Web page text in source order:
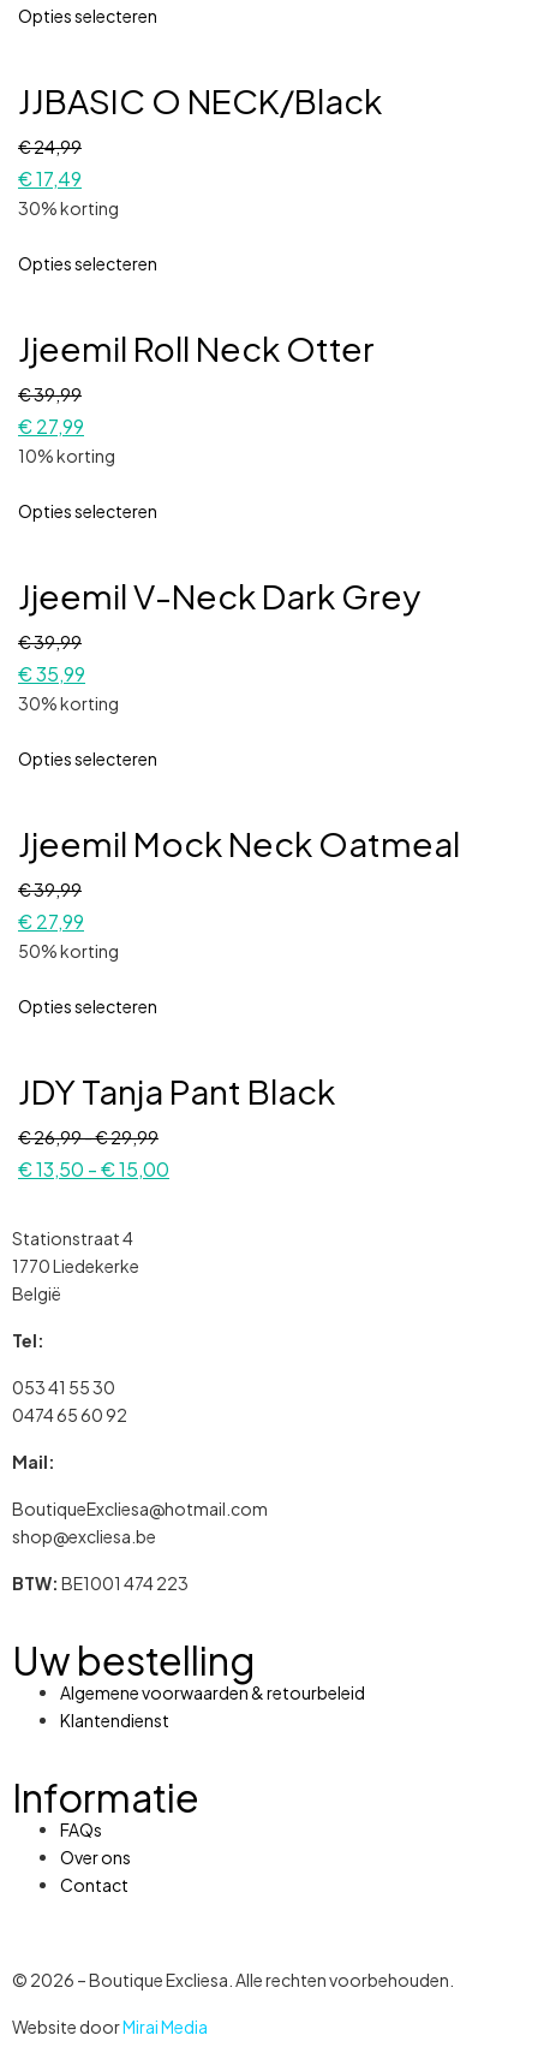
Opties selecteren
JJBASIC O NECK/Black
€24,99
€17,49
30% korting
Opties selecteren
Jjeemil Roll Neck Otter
€39,99
€27,99
10% korting
Opties selecteren
Jjeemil V-Neck Dark Grey
€39,99
€35,99
30% korting
Opties selecteren
Jjeemil Mock Neck Oatmeal
€39,99
€27,99
50% korting
Opties selecteren
JDY Tanja Pant Black
€26,99-€29,99
€13,50 -€15,00
Stationstraat 4
1770 Liedekerke
België
Tel:
053 41 55 30
0474 65 60 92
Mail:
BoutiqueExcliesa@hotmail.com
shop@excliesa.be
BTW: BE1001 474 223
Uw bestelling
Algemene voorwaarden & retourbeleid
Klantendienst
Informatie
FAQs
Over ons
Contact
© 2026 – Boutique Excliesa. Alle rechten voorbehouden.
Website doorMirai Media